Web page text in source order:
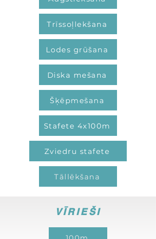
Trīssoļlekšana
Lodes grūšana
Diska mešana
Šķēpmešana
Stafete 4x100m
Zviedru stafete
Tāllēkšana
VĪRIEŠI